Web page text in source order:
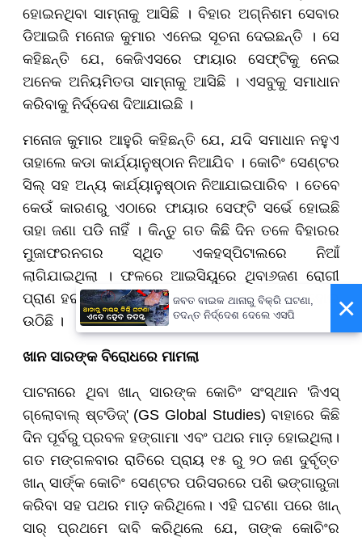
ହୋଇନଥିବା ସାମ୍ନାକୁ ଆସିଛି । ବିହାର ଅଗ୍ନିଶମ ସେବାର
ଡିଆଇଜି ମନୋଜ କୁମାର ଏନେଇ ସୂଚନା ଦେଇଛନ୍ତି । ସେ
କହିଛନ୍ତି ଯେ, କେଜିଏସରେ ଫାୟାର ସେଫ୍ଟିକୁ ନେଇ
ଅନେକ ଅନିୟମିତତା ସାମ୍ନାକୁ ଆସିଛି । ଏସବୁକୁ ସମାଧାନ
କରିବାକୁ ନିର୍ଦ୍ଦେଶ ଦିଆଯାଇଛି ।
ମନୋଜ କୁମାର ଆହୁରି କହିଛନ୍ତି ଯେ, ଯଦି ସମାଧାନ ନହୁଏ
ତାହାଲେ କଡା କାର୍ଯ୍ୟାନୁଷ୍ଠାନ ନିଆଯିବ । କୋଚିଂ ସେଣ୍ଟର
ସିଲ୍ ସହ ଅନ୍ୟ କାର୍ଯ୍ୟାନୁଷ୍ଠାନ ନିଆଯାଇପାରିବ । ତେବେ
କେଉଁ କାରଣରୁ ଏଠାରେ ଫାୟାର ସେଫ୍ଟି ସର୍ଭେ ହୋଇଛି
ତାହା ଜଣା ପଡି ନାହିଁ । କିନ୍ତୁ ଗତ କିଛି ଦିନ ତଳେ ବିହାରର
ମୁଜାଫରନଗର ସ୍ଥିତ ଏକହସ୍ପିଟାଲରେ ନିଆଁ
ଲାଗିଯାଇଥିଲା । ଫଳରେ ଆଇସିୟୁରେ ଥିବା୬ଜଣ ରୋଗୀ
ପ୍ରାଣ ହରାଇଥିଲେ । ଏହା ପରେ ପ୍ରଶାସନ ତତ୍ପର ହୋଇ
ଉଠିଛି ।
ଖାନ ସାରଙ୍କ ବିରୋଧରେ ମାମଲା
ପାଟନାରେ ଥିବା ଖାନ୍ ସାରଙ୍କ କୋଚିଂ ସଂସ୍ଥାନ 'ଜିଏସ୍
ଗ୍ଲୋବାଲ୍ ଷ୍ଟଡିଜ୍' (GS Global Studies) ବାହାରେ କିଛି
ଦିନ ପୂର୍ବରୁ ପ୍ରବଳ ହଙ୍ଗାମା ଏବଂ ପଥର ମାଡ଼ ହୋଇଥିଲା।
ଗତ ମଙ୍ଗଳବାର ରାତିରେ ପ୍ରାୟ ୧୫ ରୁ ୨୦ ଜଣ ଦୁର୍ବୃତ୍ତ
ଖାନ୍ ସାର୍ଙ୍କ କୋଚିଂ ସେଣ୍ଟର ପରିସରରେ ପଶି ଭଙ୍ଗାରୁଜା
କରିବା ସହ ପଥର ମାଡ଼ କରିଥିଲେ। ଏହି ଘଟଣା ପରେ ଖାନ୍
ସାର୍ ପ୍ରଥମେ ଦାବି କରିଥିଲେ ଯେ, ତାଙ୍କ କୋଚିଂର
×
ଜବତ ବାଇକ ଥାନାରୁ ବିକ୍ରି ଘଟଣା,
ତଦନ୍ତ ନିର୍ଦ୍ଦେଶ ଦେଲେ ଏସପି